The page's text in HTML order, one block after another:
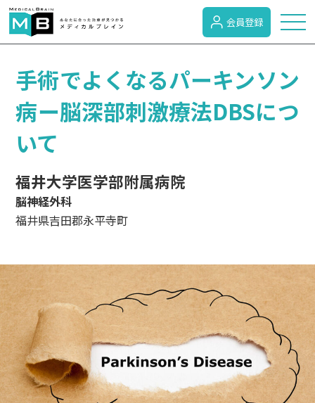
トピックス
症状検索
病名検索
病気のカテゴリー
がん
検診・検査
出産・子ども
会員登録
手術でよくなるパーキンソン
病ー脳深部刺激療法DBSにつ
いて
福井大学医学部附属病院
脳神経外科
福井県吉田郡永平寺町